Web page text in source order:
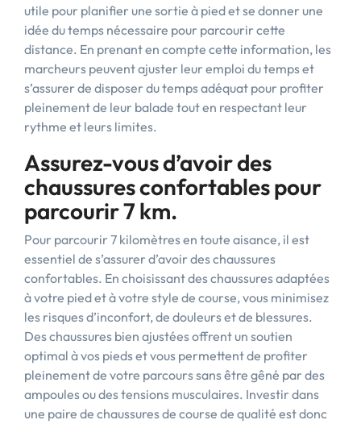
utile pour planifier une sortie à pied et se donner une
idée du temps nécessaire pour parcourir cette
distance. En prenant en compte cette information, les
marcheurs peuvent ajuster leur emploi du temps et
s’assurer de disposer du temps adéquat pour profiter
pleinement de leur balade tout en respectant leur
rythme et leurs limites.
Assurez-vous d’avoir des
chaussures confortables pour
parcourir 7 km.
Pour parcourir 7 kilomètres en toute aisance, il est
essentiel de s’assurer d’avoir des chaussures
confortables. En choisissant des chaussures adaptées
à votre pied et à votre style de course, vous minimisez
les risques d’inconfort, de douleurs et de blessures.
Des chaussures bien ajustées offrent un soutien
optimal à vos pieds et vous permettent de profiter
pleinement de votre parcours sans être gêné par des
ampoules ou des tensions musculaires. Investir dans
une paire de chaussures de course de qualité est donc